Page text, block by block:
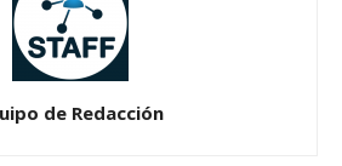
de Redacción